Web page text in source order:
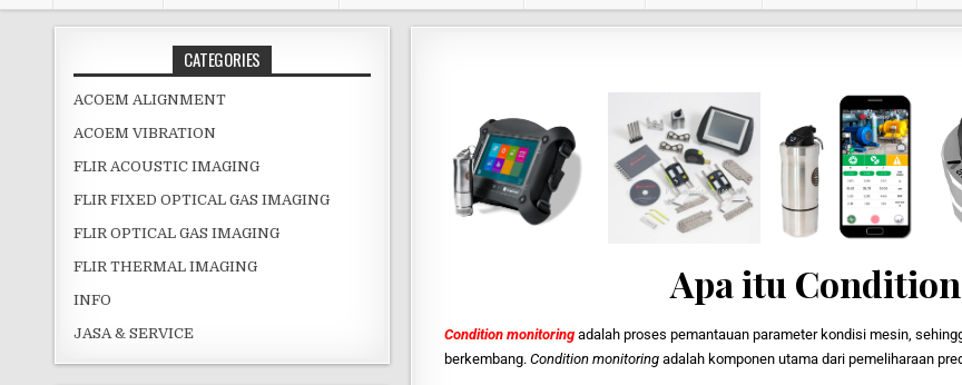
Apa itu
Condition monitoring adalah proses pemantauan parameter kondisi mesin,
berkembang.Condition monitoring adalah komponen utama dari pemeliharaan
CATEGORIES
ACOEM ALIGNMENT
ACOEM VIBRATION
FLIR ACOUSTIC IMAGING
FLIR FIXED OPTICAL GAS IMAGING
FLIR OPTICAL GAS IMAGING
FLIR THERMAL IMAGING
INFO
JASA & SERVICE